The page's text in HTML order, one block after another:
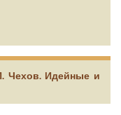
Чехов. Идейные и